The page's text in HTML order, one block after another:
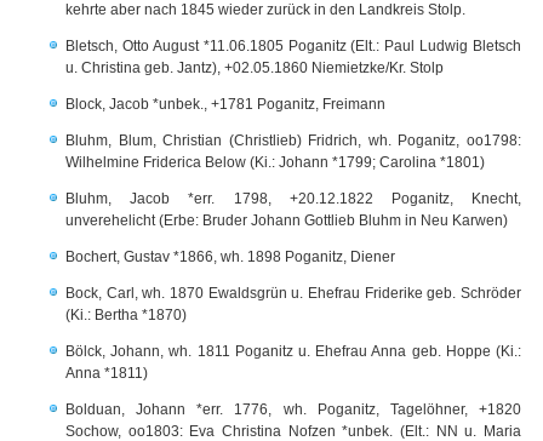
kehrte aber nach 1845 wieder zurück in den Landkreis Stolp.
Bletsch, Otto August *11.06.1805 Poganitz (Elt.: Paul Ludwig Bletsch
u. Christina geb. Jantz), +02.05.1860 Niemietzke/Kr. Stolp
Block, Jacob *unbek., +1781 Poganitz, Freimann
Bluhm, Blum, Christian (Christlieb) Fridrich, wh. Poganitz, oo1798:
Wilhelmine Friderica Below (Ki.: Johann *1799; Carolina *1801)
Bluhm, Jacob *err. 1798, +20.12.1822 Poganitz, Knecht,
unverehelicht (Erbe: Bruder Johann Gottlieb Bluhm in Neu Karwen)
Bochert, Gustav *1866, wh. 1898 Poganitz, Diener
Bock, Carl, wh. 1870 Ewaldsgrün u. Ehefrau Friderike geb. Schröder
(Ki.: Bertha *1870)
Bölck, Johann, wh. 1811 Poganitz u. Ehefrau Anna geb. Hoppe (Ki.:
Anna *1811)
Bolduan, Johann *err. 1776, wh. Poganitz, Tagelöhner, +1820
Sochow, oo1803: Eva Christina Nofzen *unbek. (Elt.: NN u. Maria